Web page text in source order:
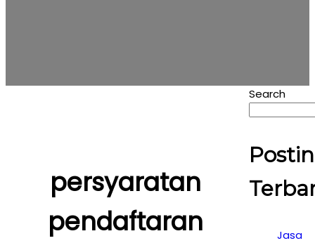
persyaratan
pendaftaran
Search
Jasa